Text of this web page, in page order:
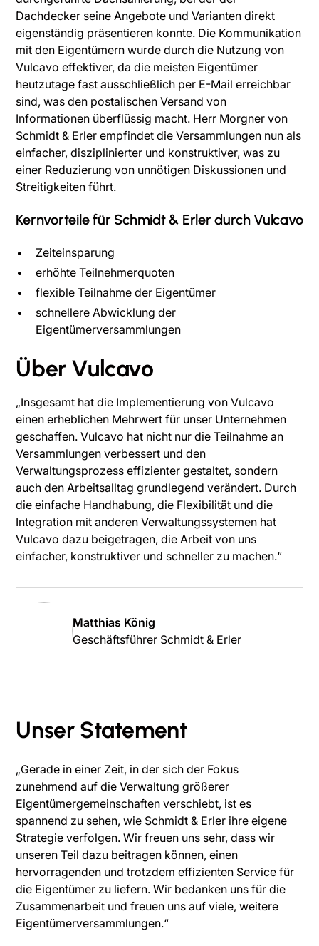
Dachdecker seine Angebote und Varianten direkt
eigenständig präsentieren konnte. Die Kommunikation
mit den Eigentümern wurde durch die Nutzung von
Vulcavo effektiver, da die meisten Eigentümer
heutzutage fast ausschließlich per E-Mail erreichbar
sind, was den postalischen Versand von
Informationen überflüssig macht. Herr Morgner von
Schmidt & Erler empfindet die Versammlungen nun als
einfacher, disziplinierter und konstruktiver, was zu
einer Reduzierung von unnötigen Diskussionen und
Streitigkeiten führt.
Kernvorteile für Schmidt & Erler durch Vulcavo
Zeiteinsparung
erhöhte Teilnehmerquoten
flexible Teilnahme der Eigentümer
schnellere Abwicklung der
Eigentümerversammlungen
Über Vulcavo
„Insgesamt hat die Implementierung von Vulcavo
einen erheblichen Mehrwert für unser Unternehmen
geschaffen. Vulcavo hat nicht nur die Teilnahme an
Versammlungen verbessert und den
Verwaltungsprozess effizienter gestaltet, sondern
auch den Arbeitsalltag grundlegend verändert. Durch
die einfache Handhabung, die Flexibilität und die
Integration mit anderen Verwaltungssystemen hat
Vulcavo dazu beigetragen, die Arbeit von uns
einfacher, konstruktiver und schneller zu machen.“
Matthias König
Geschäftsführer Schmidt & Erler
Unser Statement
„Gerade in einer Zeit, in der sich der Fokus
zunehmend auf die Verwaltung größerer
Eigentümergemeinschaften verschiebt, ist es
spannend zu sehen, wie Schmidt & Erler ihre eigene
Strategie verfolgen. Wir freuen uns sehr, dass wir
unseren Teil dazu beitragen können, einen
hervorragenden und trotzdem effizienten Service für
die Eigentümer zu liefern. Wir bedanken uns für die
Zusammenarbeit und freuen uns auf viele, weitere
Eigentümerversammlungen.“